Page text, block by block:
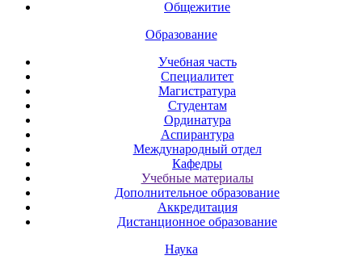
Общежитие
Образование
Учебная часть
Специалитет
Магистратура
Студентам
Ординатура
Аспирантура
Международный отдел
Кафедры
Учебные материалы
Дополнительное образование
Аккредитация
Дистанционное образование
Наука